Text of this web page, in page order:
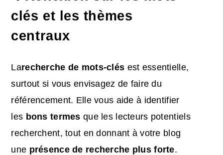
clés et les thèmes
centraux
Larecherche de mots-clés est essentielle,
surtout si vous envisagez de faire du
référencement. Elle vous aide à identifier
les bons termes que les lecteurs potentiels
recherchent, tout en donnant à votre blog
une présence de recherche plus forte.